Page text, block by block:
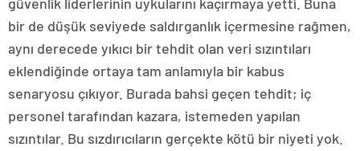
bir de düşük seviyede saldırganlık içermesine rağmen,
aynı derecede yıkıcı bir tehdit olan veri sızıntıları
eklendiğinde ortaya tam anlamıyla bir kabus
senaryosu çıkıyor. Burada bahsi geçen tehdit; iç
personel tarafından kazara, istemeden yapılan
sızıntılar. Bu sızdırıcıların gerçekte kötü bir niyeti yok.